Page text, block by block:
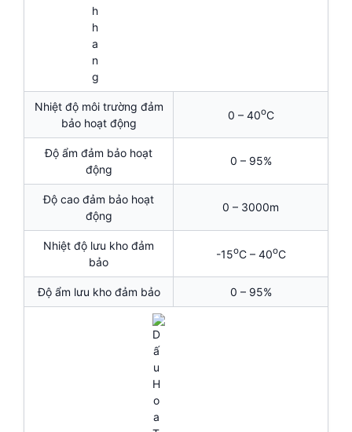
Nhiệt độ môi trường đảm
bảo hoạt động
0 – 40oC
Độ ẩm đảm bảo hoạt
động
0 – 95%
Độ cao đảm bảo hoạt
động
0 – 3000m
Nhiệt độ lưu kho đảm
bảo
-15oC – 40oC
Độ ẩm lưu kho đảm bảo 0 – 95%